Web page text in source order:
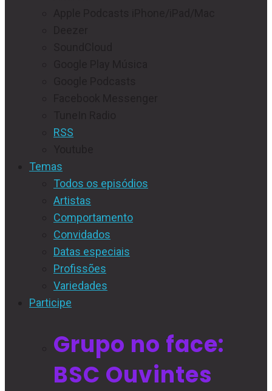
RSS
Temas
Todos os episódios
Artistas
Comportamento
Convidados
Datas especiais
Profissões
Variedades
Participe
Grupo no face:
BSC Ouvintes